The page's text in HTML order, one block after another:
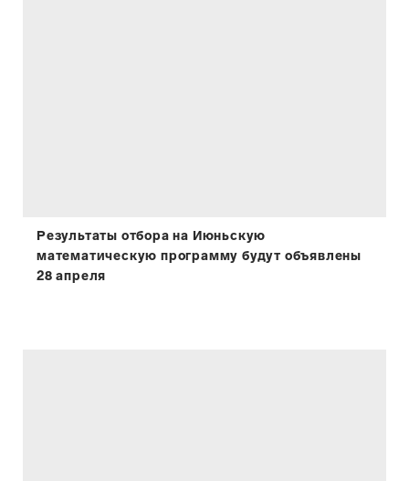
Результаты отбора на Июньскую
математическую программу будут объявлены
28 апреля